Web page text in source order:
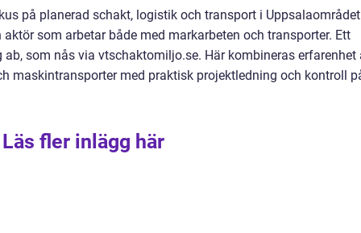
på planerad schakt, logistik och transport i Uppsalaområdet
som arbetar både med markarbeten och transporter. Ett
som nås via vtschaktomiljo.se. Här kombineras erfarenhet
maskintransporter med praktisk projektledning och kontroll
Läs fler inlägg här